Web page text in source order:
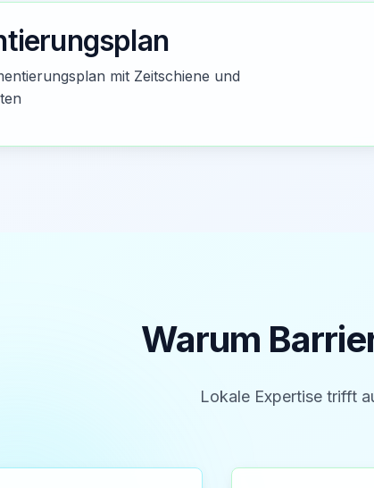
mit Zeitschiene und
Warum
Lokale Expertise trifft